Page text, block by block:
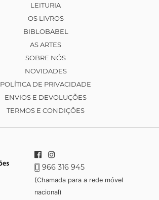
LEITURIA
OS LIVROS
BIBLOBABEL
AS ARTES
SOBRE NÓS
NOVIDADES
POLÍTICA DE PRIVACIDADE
ENVIOS E DEVOLUÇÕES
TERMOS E CONDIÇÕES
966 316 945
(Chamada para a rede móvel
nacional)